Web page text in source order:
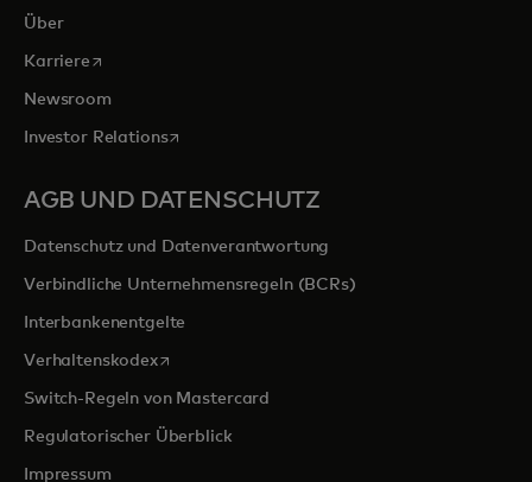
Über
Karrierewird in einer neuen Registerkarte geöffnet
Newsroom
Investor Relationswird in einer neuen Registerkarte geöffnet
AGB UND DATENSCHUTZ
Datenschutz und Datenverantwortung
Verbindliche Unternehmensregeln (BCRs)
Interbankenentgelte
Verhaltenskodexwird in einer neuen Registerkarte geöffnet
Switch-Regeln von Mastercard
Regulatorischer Überblick
Impressum